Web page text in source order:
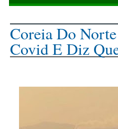
Coreia Do
Covid E Diz